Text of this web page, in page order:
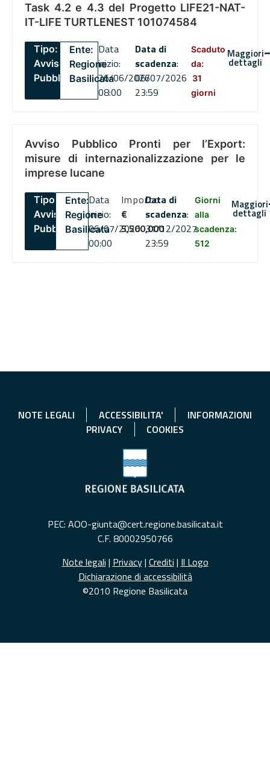
Task 4.2 e 4.3 del Progetto LIFE21-NAT-
IT-LIFE TURTLENEST 101074584
Tipo:
Avviso
Pubblico
Ente:
Regione
Basilicata
Data
inizio:
26/06/2026
08:00
Data di
scadenza:
06/07/2026
23:59
Scaduto
da:
31
giorni
Maggiori
dettagli
Avviso Pubblico Pronti per l’Export:
misure di internazionalizzazione per le
imprese lucane
Tipo:
Avviso
Pubblico
Ente:
Regione
Basilicata
Data
inizio:
06/07/2026
00:00
Importo
€
5,500,000
Data di
scadenza:
31/12/2027
23:59
Giorni
alla
scadenza:
512
Maggiori
dettagli
NOTE LEGALI ACCESSIBILITA'
INFORMAZIONI
PRIVACY
COOKIES
PEC: AOO-giunta@cert.regione.basilicata.it
C.F. 80002950766
Note legali | Privacy| Crediti | Il Logo
Dichiarazione di accessibilità
©2010 Regione Basilicata